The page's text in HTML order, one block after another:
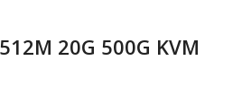
20G 500G KVM